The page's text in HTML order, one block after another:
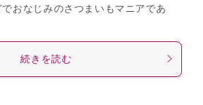
おなじみのさつまいもマニアであ
続きを読む